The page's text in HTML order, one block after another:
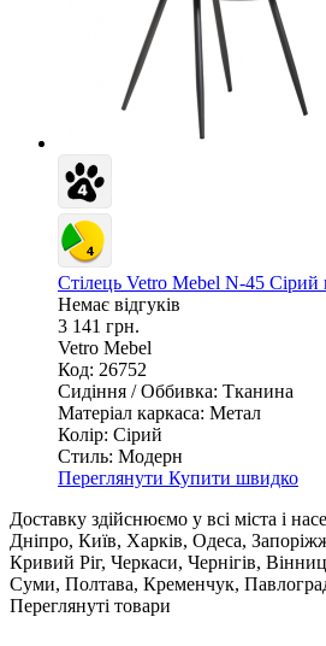
Стілець Vetro Mebel N-45 Сірий
Немає відгуків
3 141 грн.
Vetro Mebel
Код: 26752
Сидіння / Оббивка: Тканина
Матеріал каркаса: Метал
Колір: Сірий
Стиль: Модерн
Переглянути Купити швидко
Доставку здійснюємо у всі міста і
Дніпро, Київ, Харків, Одеса,
Кривий Ріг, Черкаси, Чернігів,
Суми, Полтава, Кременчук,
Переглянуті товари